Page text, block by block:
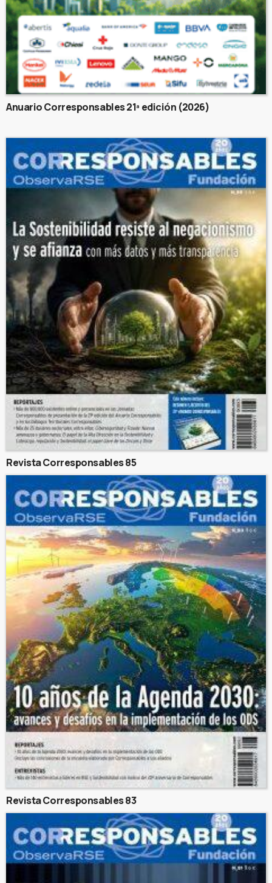
Anuario Corresponsables 21ª edición (2026)
Revista Corresponsables 85
Revista Corresponsables 83